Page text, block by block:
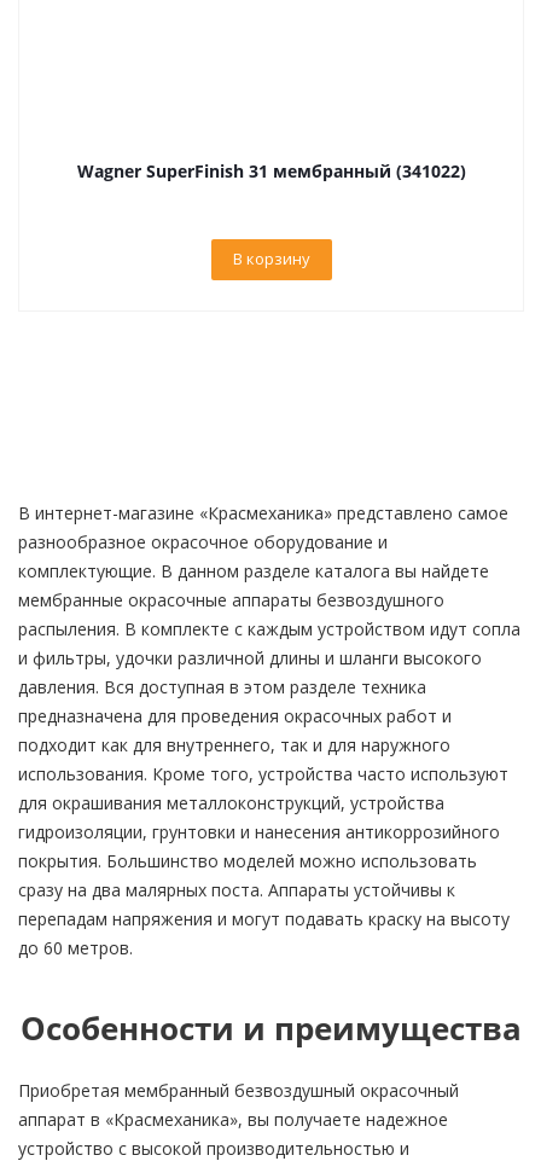
Wagner SuperFinish 31 мембранный (341022)
В корзину
В интернет-магазине «Красмеханика» представлено самое
разнообразное окрасочное оборудование и
комплектующие. В данном разделе каталога вы найдете
мембранные окрасочные аппараты безвоздушного
распыления. В комплекте с каждым устройством идут сопла
и фильтры, удочки различной длины и шланги высокого
давления. Вся доступная в этом разделе техника
предназначена для проведения окрасочных работ и
подходит как для внутреннего, так и для наружного
использования. Кроме того, устройства часто используют
для окрашивания металлоконструкций, устройства
гидроизоляции, грунтовки и нанесения антикоррозийного
покрытия. Большинство моделей можно использовать
сразу на два малярных поста. Аппараты устойчивы к
перепадам напряжения и могут подавать краску на высоту
до 60 метров.
Особенности и преимущества
Приобретая мембранный безвоздушный окрасочный
аппарат в «Красмеханика», вы получаете надежное
устройство с высокой производительностью и